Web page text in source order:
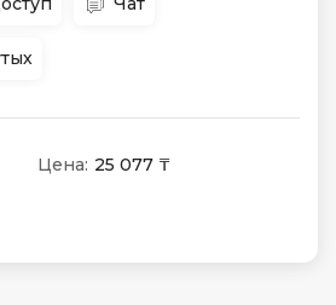
Цена: 25 077 ₸